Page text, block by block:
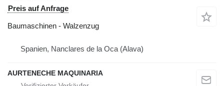
Preis auf Anfrage
Baumaschinen - Walzenzug
Spanien, Nanclares de la Oca (Alava)
AURTENECHE MAQUINARIA